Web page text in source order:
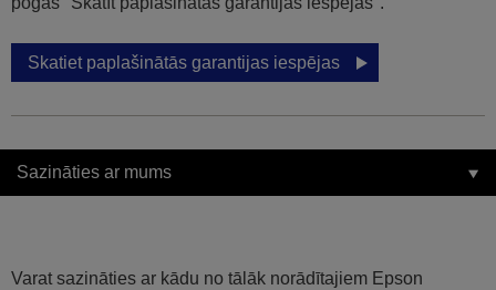
Skatiet paplašinātās garantijas iespējas
Sazināties ar mums
Varat sazināties ar kādu no tālāk norādītajiem Epson